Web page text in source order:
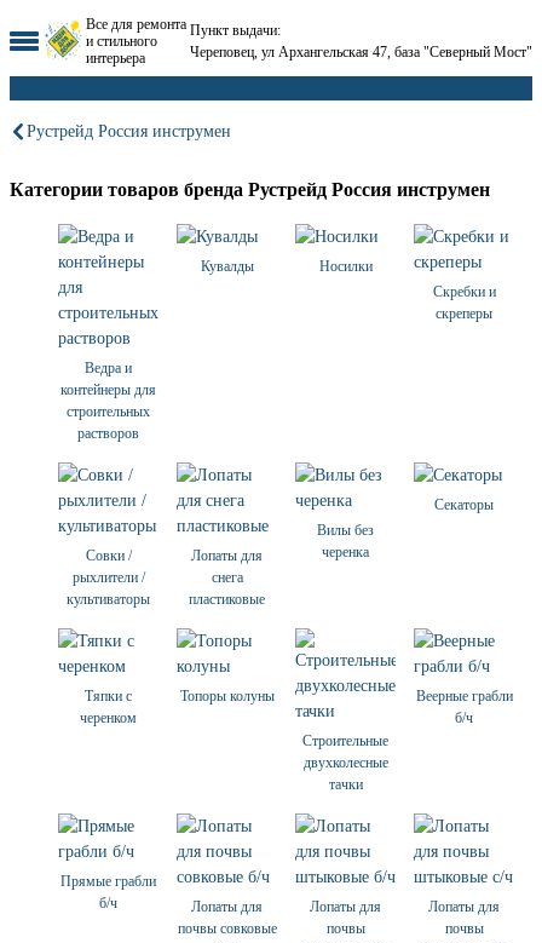
Все для ремонта
и стильного
интерьера
Пункт выдачи:
Череповец, ул Архангельская 47, база "Северный Мост"
Рустрейд Россия инструмен
Категории товаров бренда Рустрейд Россия инструмен
Ведра и
контейнеры для
строительных
растворов
Кувалды
Носилки
Скребки и
скреперы
Совки /
рыхлители /
культиваторы
Лопаты для
снега
пластиковые
Вилы без
черенка
Секаторы
Тяпки с
черенком
Топоры колуны
Строительные
двухколесные
тачки
Веерные грабли
б/ч
Прямые грабли
б/ч
Лопаты для
почвы совковые
Лопаты для
почвы
Лопаты для
почвы